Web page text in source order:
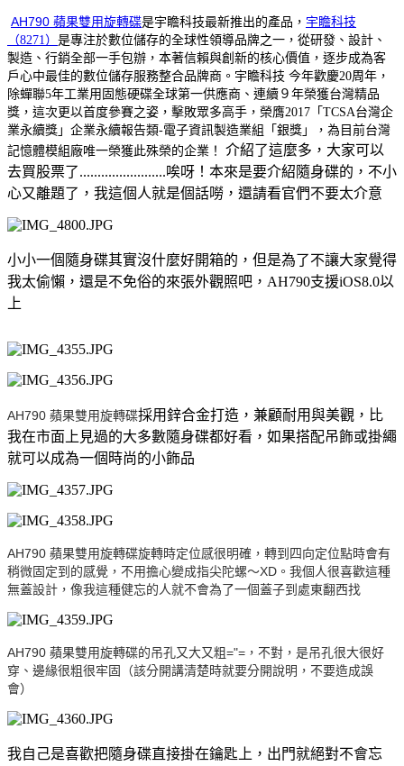
AH790 蘋果雙用旋轉碟是宇瞻科技最新推出的產品， 宇瞻科技
（8271） 是專注於數位儲存的全球性領導品牌之一，從研發、設計、
製造、行銷全部一手包辦，本著信賴與創新的核心價值，逐步成為客
戶心中最佳的數位儲存服務整合品牌商。宇瞻科技 今年歡慶20周年，
除蟬聯5年工業用固態硬碟全球第一供應商、連續９年榮獲台灣精品
獎，這次更以首度參賽之姿，擊敗眾多高手，榮膺2017「TCSA台灣企
業永續獎」企業永續報告類-電子資訊製造業組「銀獎」
，為目前台灣
記憶體模組廠唯一榮獲此殊榮的企業！
介紹了這麼多，大家可以
去買股票了........................唉呀！本來是要介紹隨身碟的，不小
心又離題了，我這個人就是個話嘮，還請看官們不要太介意
小小一個隨身碟其實沒什麼好開箱的，但是為了不讓大家覺得
我太偷懶，還是不免俗的來張外觀照吧，AH790支援iOS8.0以
上
AH790 蘋果雙用旋轉碟採用鋅合金打造，兼顧耐用與美觀，比
我在市面上見過的大多數隨身碟都好看，如果搭配吊飾或掛繩
就可以成為一個時尚的小飾品
AH790 蘋果雙用旋轉碟旋轉時定位感很明確，轉到四向定位點時會有
稍微固定到的感覺，不用擔心變成指尖陀螺～XD。我個人很喜歡這種
無蓋設計，像我這種健忘的人就不會為了一個蓋子到處東翻西找
AH790 蘋果雙用旋轉碟的吊孔又大又粗="=，不對，是吊孔很大很好
穿、邊緣很粗很牢固（該分開講清楚時就要分開說明，不要造成誤
會）
我自己是喜歡把隨身碟直接掛在鑰匙上，出門就絕對不會忘